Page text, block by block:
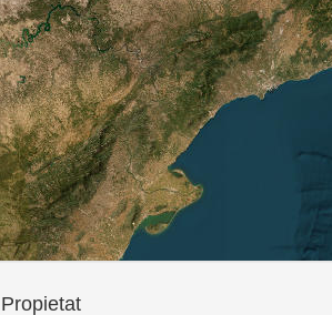
Propietat